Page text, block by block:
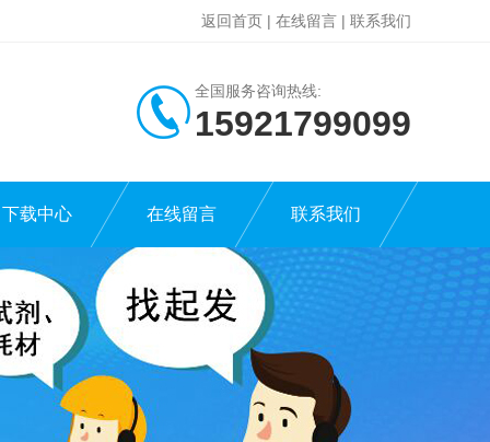
返回首页 | 在线留言 | 联系我们
全国服务咨询热线:
15921799099
下载中心 在线留言 联系我们